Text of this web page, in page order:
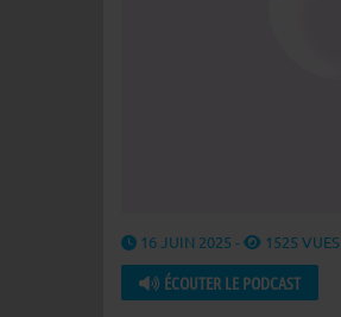
16 JUIN 2025 - 1525 VUES
ÉCOUTER LE PODCAST